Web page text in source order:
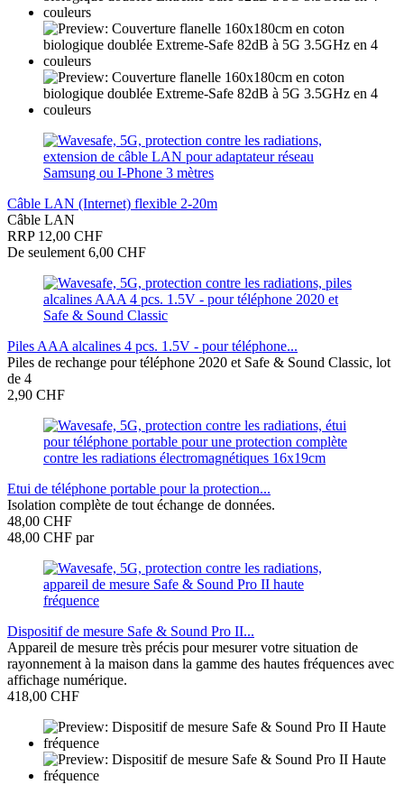
Câble LAN (Internet) flexible 2-20m
Câble LAN
RRP 12,00 CHF
De seulement 6,00 CHF
Piles AAA alcalines 4 pcs. 1.5V - pour téléphone...
Piles de rechange pour téléphone 2020 et Safe & Sound Classic, lot
de 4
2,90 CHF
Etui de téléphone portable pour la protection...
Isolation complète de tout échange de données.
48,00 CHF
48,00 CHF par
Dispositif de mesure Safe & Sound Pro II...
Appareil de mesure très précis pour mesurer votre situation de
rayonnement à la maison dans la gamme des hautes fréquences avec
affichage numérique.
418,00 CHF